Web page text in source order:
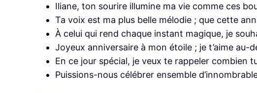
Iliane, ton sourire illumine ma vie comme ces
Ta voix est ma plus belle mélodie ; que cette
À celui qui rend chaque instant magique, je
Joyeux anniversaire à mon étoile ; je t’aime au-
En ce jour spécial, je veux te rappeler combien
Puissions-nous célébrer ensemble